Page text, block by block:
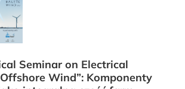
Seminar on Electrical
Wind”: Komponenty